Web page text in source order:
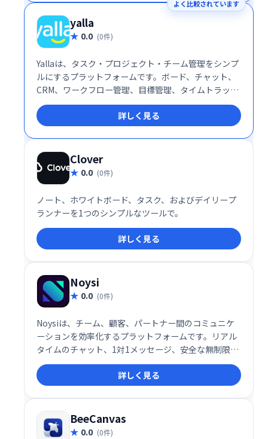
よく比較されています
yalla
0.0 (0件)
Yallaは、タスク・プロジェクト・チーム管理をシンプ
ルにするプラットフォームです。ボード、チャット、
CRM、ワークフロー管理、目標管理、タイムトラッキ
ング、ガントチャートなど、必要な機能を網羅。直感
的な操作性で、チームの生産性向上と円滑な連携を実
現します。
詳しく見る
Clover
0.0 (0件)
ノート、ホワイトボード、タスク、およびデイリープ
ランナーを1つのシンプルなツールで。
詳しく見る
Noysi
0.0 (0件)
Noysiは、チーム、顧客、パートナー間のコミュニケ
ーションを効率化するプラットフォームです。リアル
タイムのチャット、1対1メッセージ、安全な無制限ク
ラウドストレージ、高度なタスクマネージャーなどを
提供。ビデオ通話、画面共有、ファイル共有にも対応
し、プロジェクトの整理や進捗管理をスムーズに行え
ます。アプリ連携機能も備え、既存ツールとの統合も
容易です。チーム、部門、プロジェクト単位での整理
も可能です。
詳しく見る
BeeCanvas
0.0 (0件)